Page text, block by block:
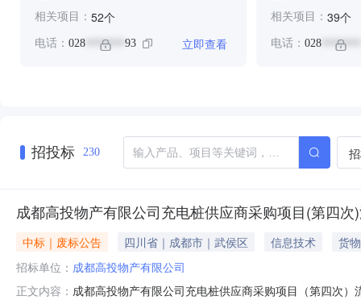
相关项目： 52个
电话： 028 ******* 93 立即查看
相关项目： 39个
电话： 028*******
招投标 230
成都高投物产有限公司充电桩供应商采购项目(第四次
中标｜废标公告 四川省｜成都市｜武侯区 信息技术
货物
招标单位： 成都高投物产有限公司
正文内容： 成都高投物产有限公司充电桩供应商采购项目（第四次